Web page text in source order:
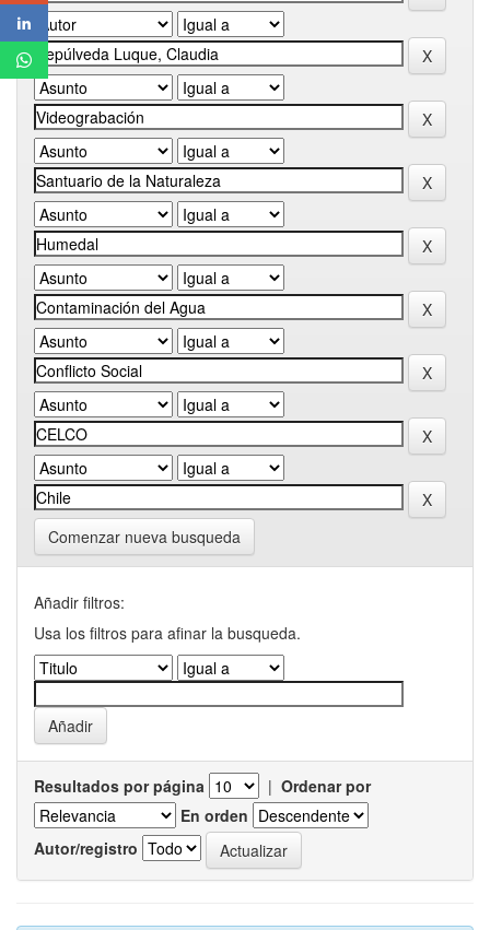
Comenzar nueva busqueda
Añadir filtros:
Usa los filtros para afinar la busqueda.
Resultados por página | Ordenar por
En orden
Autor/registro